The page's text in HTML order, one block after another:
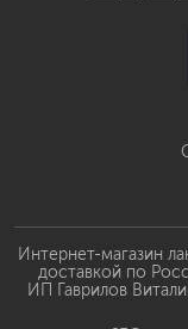
Интернет-магазин
доставкой по
ИП Гаврилов